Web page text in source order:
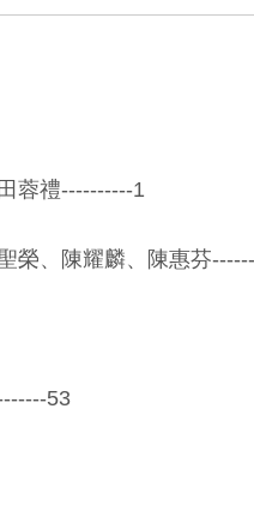
蓉禮----------1
榮、陳耀麟、陳惠芬
53